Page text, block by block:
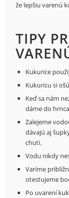
že lepšiu varenú
TIPY
Kukurice
Kukuricu si
Keď sa nám
dáme do
Zalejeme
dávajú aj
chuti.
Vodu nikdy
Varíme
otestujeme
Po uvarení